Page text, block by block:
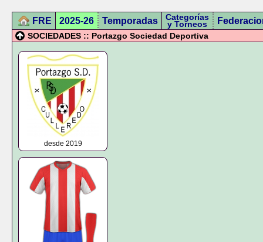
FRE 2025-26 Temporadas Categorías
y Torneos
SOCIEDADES :: Portazgo Sociedad Deportiva
desde 2019